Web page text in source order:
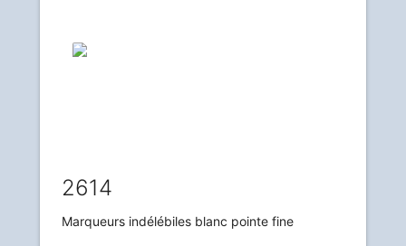
2614
Marqueurs indélébiles blanc pointe fine